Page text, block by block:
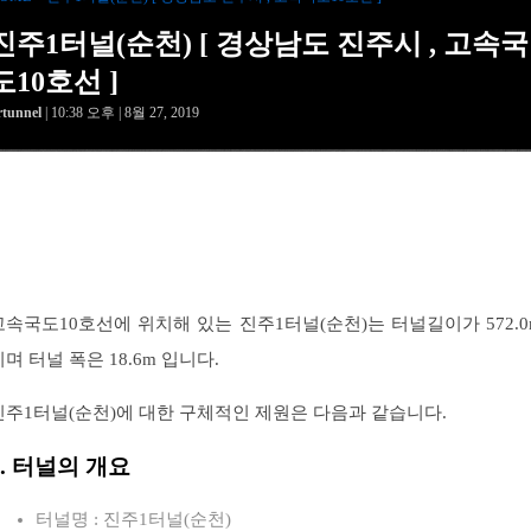
주1터널(순천) [ 경상남도 진주시 , 고속국
10호선 ]
| 10:38 오후 | 8월 27, 2019
속국도10호선에 위치해 있는 진주1터널(순천)는 터널길이가
며 터널 폭은 18.6m 입니다.
주1터널(순천)에 대한 구체적인 제원은 다음과 같습니다.
터널의 개요
터널명 : 진주1터널(순천)